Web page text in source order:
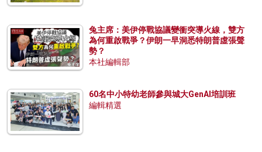
兔主席：美伊停戰協議變衝突導火線，雙方
為何重啟戰爭？伊朗一早洞悉特朗普虛張聲
勢？
本社編輯部
60名中小特幼老師參與城大GenAI培訓班
編輯精選